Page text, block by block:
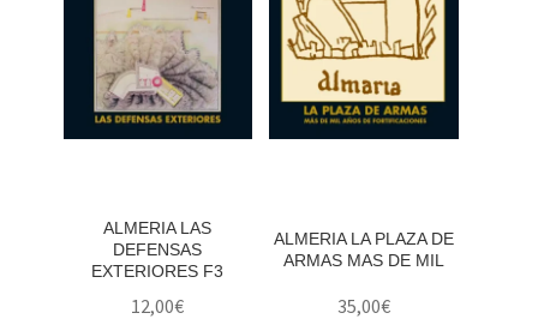
ALMERIA LAS
DEFENSAS
EXTERIORES F3
12,00€
ALMERIA LA PLAZA DE
ARMAS MAS DE MIL
35,00€